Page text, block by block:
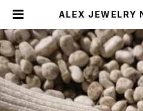
ALEX JEWELRY